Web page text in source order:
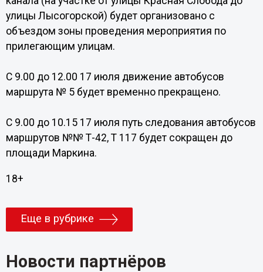
улицы Лысогорской) будет организовано с
объездом зоны проведения мероприятия по
прилегающим улицам.
С 9.00 до 12.00 17 июля движение автобусов
маршрута № 5 будет временно прекращено.
С 9.00 до 10.15 17 июля путь следования автобусов
маршрутов №№ Т-42, Т 117 будет сокращен до
площади Маркина.
18+
Еще в рубрике
Новости партнёров